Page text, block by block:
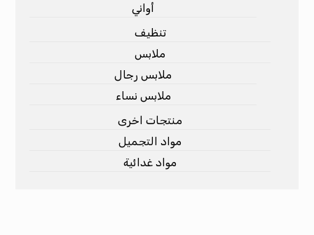
أواني
تنظيف
ملابس
ملابس رجال
ملابس نساء
منتجات اخرى
مواد التجميل
مواد غدائية